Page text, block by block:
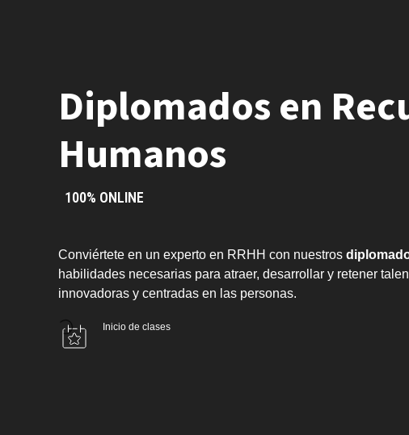
Diplomados en
Humanos
100% ONLINE
Conviértete en un experto en RRHH con nuestros
habilidades necesarias para atraer, desarrollar y retener
innovadoras y centradas en las personas.
Inicio de clases